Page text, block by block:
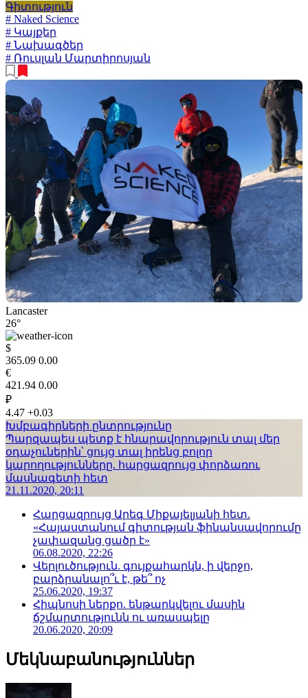
Գիտություն
# Naked Science
# Կայքեր
# Նախագծեր
# Ռուսլան Մարտիրոսյան
Lancaster
26°
$
365.09 0.00
€
421.94 0.00
₽
4.47 +0.03
Խմբագիրների ընտրությունը
Պարզապես պետք է հնարավորություն տալ մեր
օդաչուներին՝ ցույց տալ իրենց բոլոր
կարողությունները. հարցազրույց փորձառու
մասնագետի հետ
21.11.2020, 20:11
Հարցազրույց Արեգ Միքայելյանի հետ.
«Հայաստանում գիտության ֆինանսավորումը
չափազանց ցածր է»
06.08.2020, 22:26
Վերլուծություն. գույքահարկն, ի վերջո,
բարձրանալո՞ւ է, թե՞ ոչ
25.06.2020, 19:37
Հիպնոսի ներքո. ենթարկվելու մասին
ճշմարտությունն ու առասպելը
20.06.2020, 20:09
Մեկնաբանություններ